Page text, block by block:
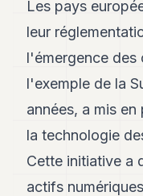
Les pays
leur
l'émergence
l'exemple de la
années, a mis
la technologie
Cette initiative a
actifs